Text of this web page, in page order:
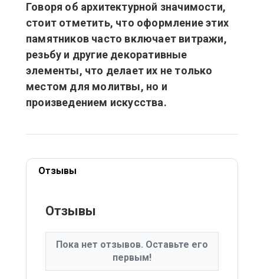
Говоря об архитектурной значимости,
стоит отметить, что оформление этих
памятников часто включает витражи,
резьбу и другие декоративные
элементы, что делает их не только
местом для молитвы, но и
произведением искусства.
Отзывы
Отзывы
Пока нет отзывов. Оставьте его
первым!